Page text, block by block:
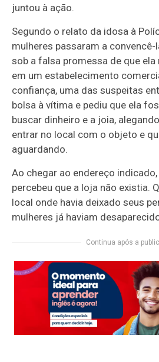
juntou à ação.
Segundo o relato da idosa à
mulheres passaram a convencê-
sob a falsa promessa de que
em um estabelecimento
confiança, uma das suspeitas
bolsa à vítima e pediu que ela
buscar dinheiro e a joia,
entrar no local com o objeto e
aguardando.
Ao chegar ao endereço
percebeu que a loja não existia.
local onde havia deixado seus
mulheres já haviam
Continua após a